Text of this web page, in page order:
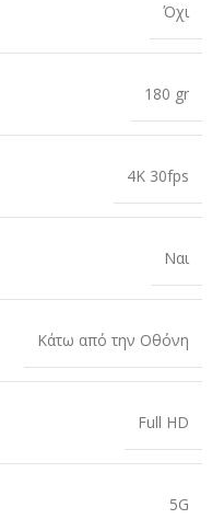
Όχι
180 gr
4K 30fps
Ναι
Κάτω από την Οθόνη
Full HD
5G